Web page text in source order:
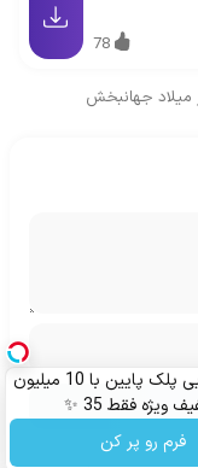
78
میلاد جهانبخش
جراحی زیبایی پلک پایین با 10 میلیون
ویژه فقط 35 ✨
فرم رو پر کن